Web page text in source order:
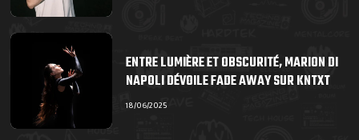
ENTRE LUMIÈRE ET OBSCURITÉ, MARION DI
NAPOLI DÉVOILE FADE AWAY SUR KNTXT
18/06/2025